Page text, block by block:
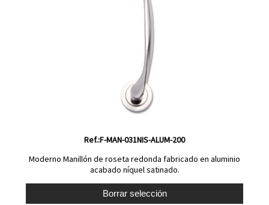
Ref.:F-MAN-031NIS-ALUM-200
Moderno Manillón de roseta redonda fabricado en aluminio
acabado níquel satinado.